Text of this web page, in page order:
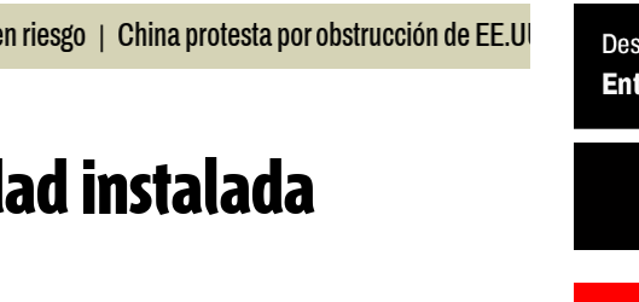
| China protesta por obstrucción de EE.UU en Neuquén
instalada